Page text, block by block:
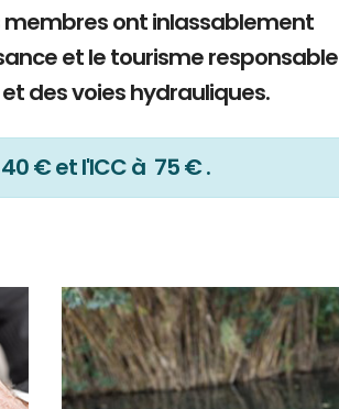
membres ont inlassablement
et le tourisme responsable
des voies hydrauliques.
€ et l'ICC à 75 € .